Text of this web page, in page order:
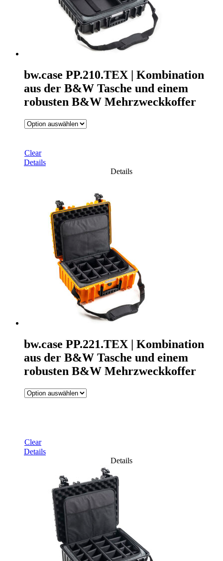
bw.case PP.210.TEX | Kombination
aus der B&W Tasche und einem
robusten B&W Mehrzweckkoffer
Clear
Details
Details
bw.case PP.221.TEX | Kombination
aus der B&W Tasche und einem
robusten B&W Mehrzweckkoffer
Clear
Details
Details